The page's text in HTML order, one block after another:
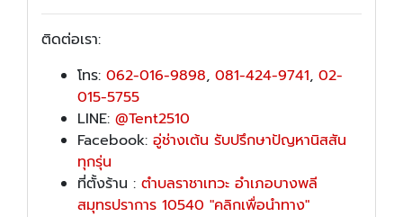
ติดต่อเรา:
โทร: 062-016-9898, 081-424-9741, 02-
015-5755
LINE: @Tent2510
Facebook: อู่ช่างเต้น รับปรึกษาปัญหานิสสัน
ทุกรุ่น
ที่ตั้งร้าน : ตำบลราชาเทวะ อำเภอบางพลี
สมุทรปราการ 10540 "คลิกเพื่อนำทาง"